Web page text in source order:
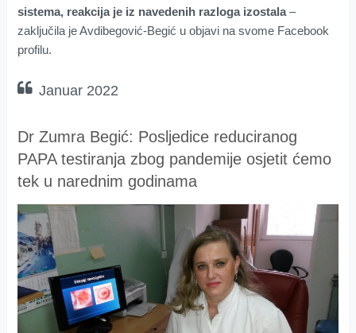
sistema, reakcija je iz navedenih razloga izostala–
zaključila je Avdibegović-Begić u objavi na svome Facebook
profilu.
Januar 2022
Dr Zumra Begić: Posljedice reduciranog
PAPA testiranja zbog pandemije osjetit ćemo
tek u narednim godinama